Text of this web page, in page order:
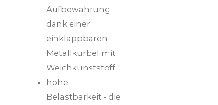
Aufbewahrung
dank einer
einklappbaren
Metallkurbel mit
Weichkunststoff
hohe
Belastbarkeit - die